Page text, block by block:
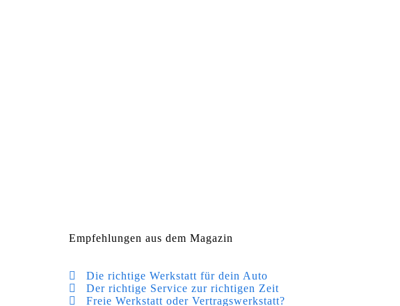
Empfehlungen aus dem Magazin
Die richtige Werkstatt für dein Auto
Der richtige Service zur richtigen Zeit
Freie Werkstatt oder Vertragswerkstatt?